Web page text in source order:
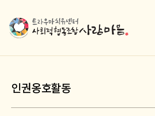
메뉴닫기
인권옹호활동